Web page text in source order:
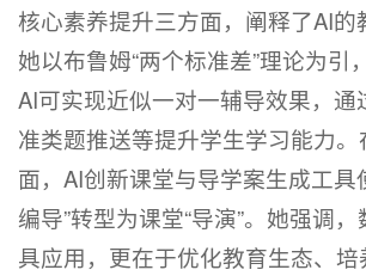
核心素养提升三方面，阐释了AI的
她以布鲁姆“两个标准差”理论为引
AI可实现近似一对一辅导效果，通
准类题推送等提升学生学习能力
面，AI创新课堂与导学案生成工具
编导”转型为课堂“导演”。她强调
具应用，更在于优化教育生态、